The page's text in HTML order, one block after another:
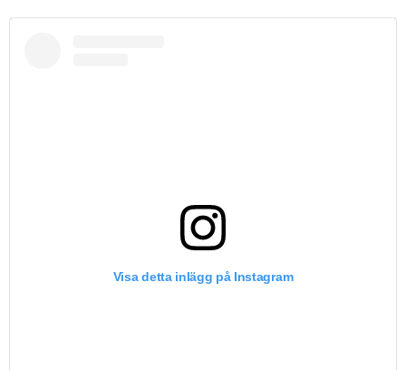
Visa detta inlägg på Instagram